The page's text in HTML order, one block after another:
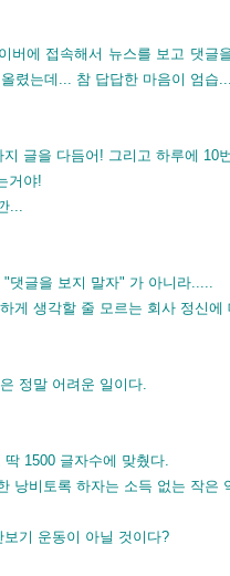
버에 접속해서 뉴스를 보고 댓글
렸는데... 참 답답한 마음이 엄습
글을 다듬어! 그리고 하루에 10
거야!
...
댓글을 보지 말자" 가 아니라.....
게 생각할 줄 모르는 회사 정신
정말 어려운 일이다.
1500 글자수에 맞췄다.
낭비토록 하자는 소득 없는 작은
기 운동이 아닐 것이다?